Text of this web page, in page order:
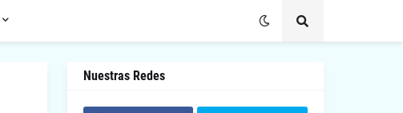
Nuestras Redes